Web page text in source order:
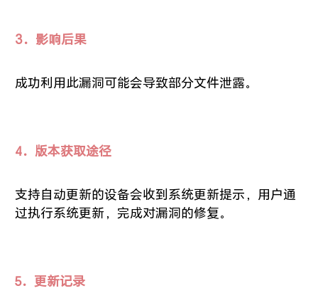
3．影响后果
成功利用此漏洞可能会导致部分文件泄露。
4．版本获取途径
支持自动更新的设备会收到系统更新提示，用户通
过执行系统更新，完成对漏洞的修复。
5．更新记录